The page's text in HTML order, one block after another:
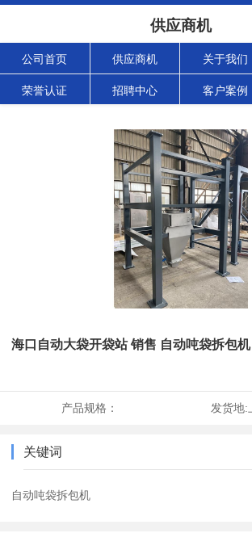
供应商机
公司首页 供应商机 关于我们
荣誉认证 招聘中心 客户案例
海口自动大袋开袋站 销售 自动吨袋拆包机
产品规格： 发货地:
关键词
自动吨袋拆包机